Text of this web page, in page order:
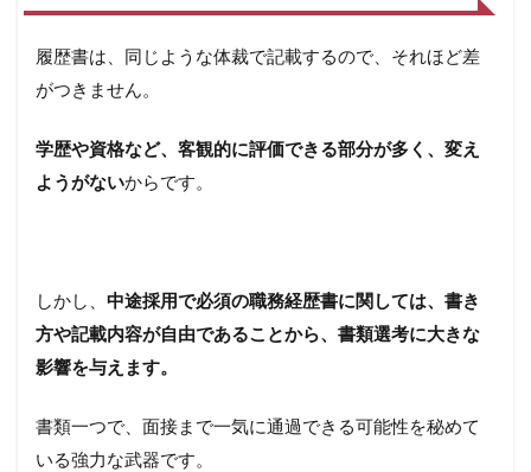
履歴書は、同じような体裁で記載するので、それほど差
がつきません。
学歴や資格など、客観的に評価できる部分が多く、変え
ようがないからです。
しかし、 中途採用で必須の職務経歴書に関しては、書き
方や記載内容が自由であることから、書類選考に大きな
影響を与えます。
書類一つで、面接まで一気に通過できる可能性を秘めて
いる強力な武器です。